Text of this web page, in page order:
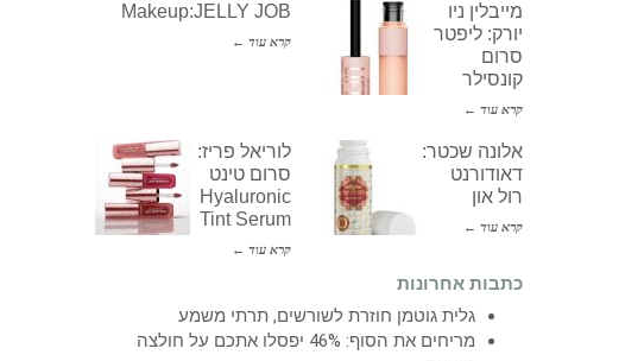
Makeup:JELLY JOB
קרא עוד ←
מייבלין ניו
יורק: ליפטר
סרום
קונסילר
קרא עוד ←
לוריאל פריז:
סרום טינט
Hyaluronic
Tint Serum
קרא עוד ←
אלונה שכטר:
דאודורנט
רול און
קרא עוד ←
כתבות אחרונות
גלית גוטמן חוזרת לשורשים, תרתי משמע
מריחים את הסוף: 46% יפסלו אתכם על חולצה